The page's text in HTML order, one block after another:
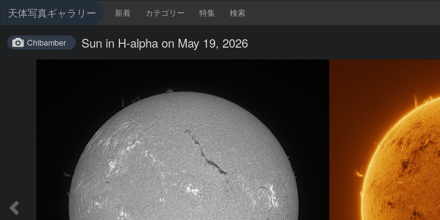
天体写真ギャラリー 新着 カテゴリー 特集 検索
Chibamber Sun in H-alpha on May 19, 2026